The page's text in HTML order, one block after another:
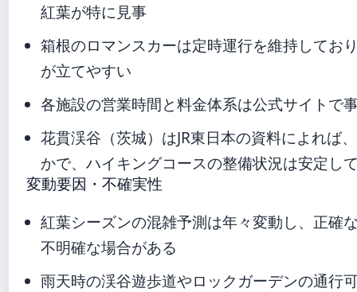
紅葉が特に見事
箱根のロマンスカーは定時運行を維持してお
が立てやすい
各施設の営業時間と料金体系は公式サイトで
花貫渓谷（茨城）はJR東日本の資料によれば
かで、ハイキングコースの整備状況は安定し
変動要因・不確実性
紅葉シーズンの混雑予測は年々変動し、正確
不明確な場合がある
雨天時の渓谷遊歩道やロックガーデンの通行